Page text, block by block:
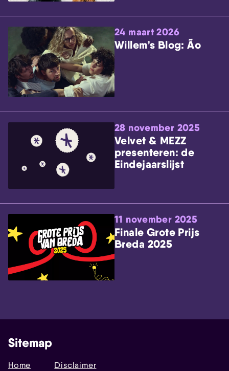
24 maart 2026
Willem’s Blog: Ão
28 november 2025
Velvet & MEZZ
presenteren: de
Eindejaarslijst
11 november 2025
Finale Grote Prijs
Breda 2025
Sitemap
Home Disclaimer